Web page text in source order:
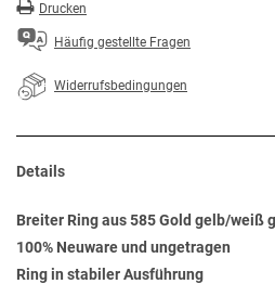
Drucken
Häufig gestellte Fragen
Widerrufsbedingungen
Details
Breiter Ring aus 585 Gold gelb/weiß
100% Neuware und ungetragen
Ring in stabiler Ausführung